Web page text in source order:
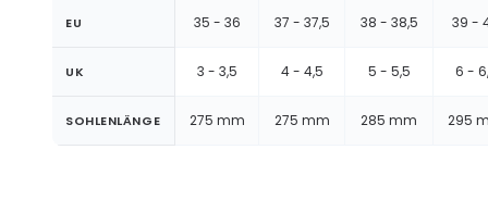
EU 35 - 36 37 - 37,5 38 - 38,5 39 -
UK 3 - 3,5 4 - 4,5 5 - 5,5 6 -
SOHLENLÄNGE 275 mm 275 mm 285 mm 295